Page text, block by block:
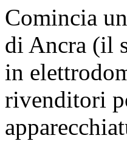
Comincia
di Ancra (il
in
rivenditori